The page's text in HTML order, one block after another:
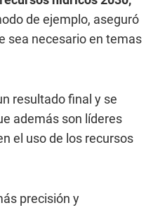
de ejemplo, aseguró
sea necesario en temas
resultado final y se
además son líderes
el uso de los recursos
precisión y